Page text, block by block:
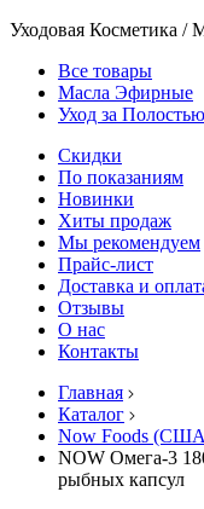
Уходовая Косметика /
Все товары
Масла Эфирные
Уход за
Скидки
По показаниям
Новинки
Хиты продаж
Мы рекомендуем
Прайс-лист
Доставка и
Отзывы
О нас
Контакты
Главная
Каталог
Now Foods
NOW Омега-3
рыбных капсул